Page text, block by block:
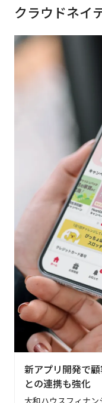
すべてのサービス・業界
サービスから探す
デザインシステム構築
フロ
PdM/PMM体制実行支
flamingo ZEBRA
内製化支援 AI
業界から探す
IT/情報/通信 メ
小売/流通/卸 サー
クラウドネイ
新アプリ開発で
との連携も強化
大和ハウスフィナン